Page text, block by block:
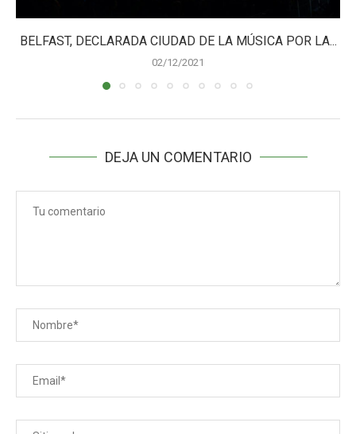
BELFAST, DECLARADA CIUDAD DE LA MÚSICA POR LA...
02/12/2021
DEJA UN COMENTARIO